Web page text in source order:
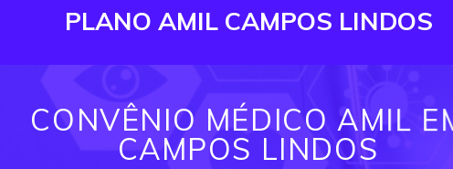
PLANO AMIL CAMPOS LINDOS
CONVÊNIO MÉDICO AMIL
CAMPOS LINDOS